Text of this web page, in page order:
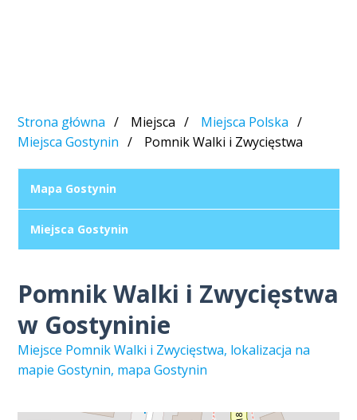
Strona główna Miejsca
Miejsca Polska
Miejsca Gostynin
Pomnik Walki i Zwycięstwa
Mapa Gostynin
Miejsca Gostynin
Pomnik Walki i Zwycięstwa
w Gostyninie
Miejsce Pomnik Walki i Zwycięstwa, lokalizacja na
mapie Gostynin, mapa Gostynin